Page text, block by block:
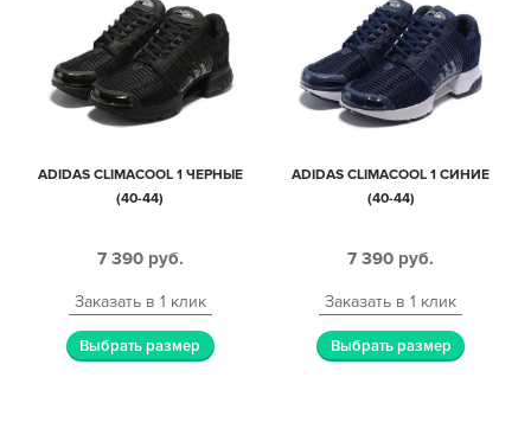
ADIDAS CLIMACOOL 1 ЧЕРНЫЕ
(40-44)
7 390 руб.
Заказать в 1 клик
Выбрать размер
ADIDAS CLIMACOOL 1 СИНИЕ
(40-44)
7 390 руб.
Заказать в 1 клик
Выбрать размер